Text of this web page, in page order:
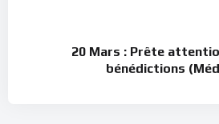
20 Mars : Prête
bénédictions